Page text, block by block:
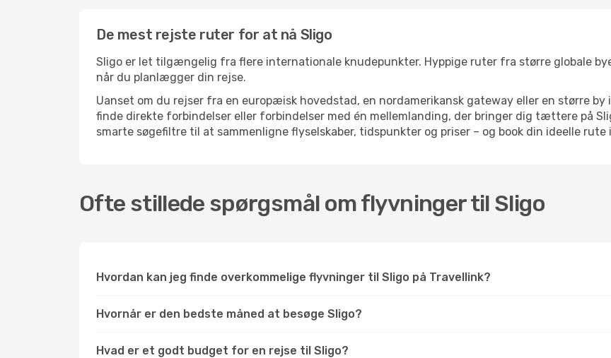
De mest rejste ruter for at nå Sligo
Sligo er let tilgængelig fra flere internationale knudepunkter. Hyppige ruter fra større globale
når du planlægger din rejse.
Uanset om du rejser fra en europæisk hovedstad, en nordamerikansk gateway eller en større
finde direkte forbindelser eller forbindelser med én mellemlanding, der bringer dig tættere på
smarte søgefiltre til at sammenligne flyselskaber, tidspunkter og priser – og book din ideelle rute
Ofte stillede spørgsmål om flyvninger til Sligo
Hvordan kan jeg finde overkommelige flyvninger til Sligo på Travellink?
Hvornår er den bedste måned at besøge Sligo?
Hvad er et godt budget for en rejse til Sligo?